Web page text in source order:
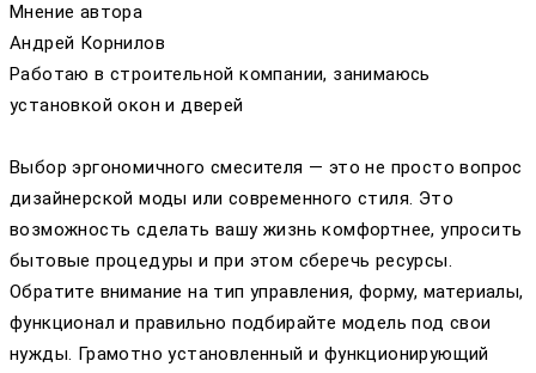
Мнение автора
Андрей Корнилов
Работаю в строительной компании, занимаюсь
установкой окон и дверей
Выбор эргономичного смесителя — это не просто вопрос
дизайнерской моды или современного стиля. Это
возможность сделать вашу жизнь комфортнее, упросить
бытовые процедуры и при этом сберечь ресурсы.
Обратите внимание на тип управления, форму, материалы,
функционал и правильно подбирайте модель под свои
нужды. Грамотно установленный и функционирующий